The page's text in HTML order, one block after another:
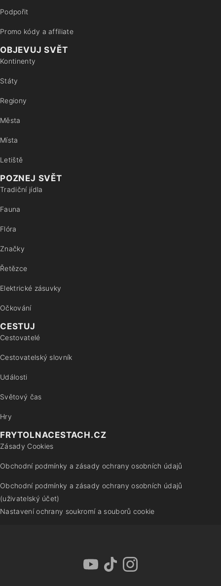
Podpořit
Promo kódy a affiliate
OBJEVUJ SVĚT
Kontinenty
Státy
Regiony
Města
Místa
Letiště
POZNEJ SVĚT
Tradiční jídla
Fauna
Flóra
Značky
Řetězce
Elektrické zásuvky
Očkování
CESTUJ
Cestovatelé
Cestovatelský slovník
Události
Světový čas
Hry
FRYTOLNACESTACH.CZ
Zásady Cookies
Obchodní podmínky a zásady ochrany osobních údajů
Obchodní podmínky a zásady ochrany osobních údajů
(uživatelský účet)
Nastavení ochrany soukromí a souborů cookie